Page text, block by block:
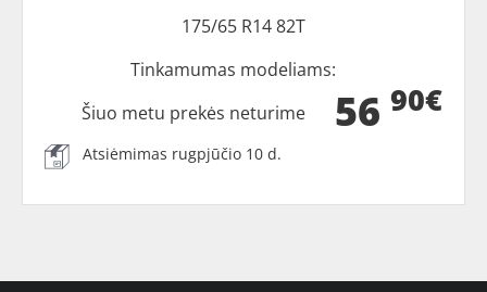
175/65 R14 82T
Tinkamumas modeliams:
56 90€
Šiuo metu prekės neturime
Atsiėmimas rugpjūčio 10 d.